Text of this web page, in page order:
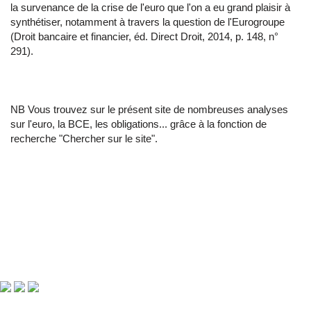
la survenance de la crise de l'euro que l'on a eu grand plaisir à
synthétiser, notamment à travers la question de l'Eurogroupe
(Droit bancaire et financier, éd. Direct Droit, 2014, p. 148, n°
291).
NB Vous trouvez sur le présent site de nombreuses analyses
sur l'euro, la BCE, les obligations... grâce à la fonction de
recherche "Chercher sur le site".